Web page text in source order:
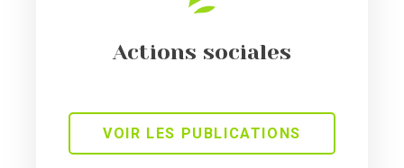
Actions sociales
VOIR LES PUBLICATIONS